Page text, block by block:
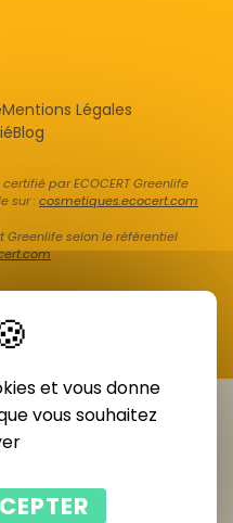
Mentions Légales
Blog
par ECOCERT Greenlife
sur :cosmetiques.ecocert.com
Greenlife selon le référentiel
et vous donne
vous souhaitez